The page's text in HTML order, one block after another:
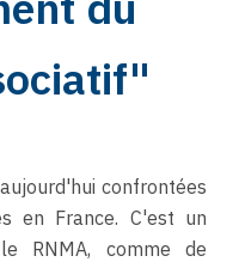
confrontées
en France. C'est un
RNMA, comme de